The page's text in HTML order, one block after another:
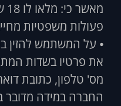
פעולות משפטיות
⦁ על המשתמש להזין
את פרטיו בשדות
מס' טלפון, כתובת
החברה במידה מדובר